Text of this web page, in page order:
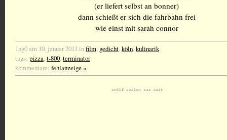
(er liefert selbst an bonner)
dann schießt er sich die fahrbahn frei
wie einst mit sarah connor
1ng0 am 10. januar 2011 infilm, gedicht,köln,kulinarik
tags: pizza,t-800,terminator
kommentare: fehlanzeige »